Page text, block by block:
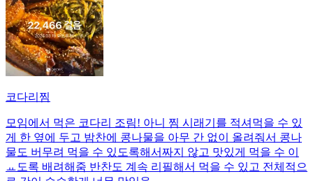
코다리찜
모임에서 먹은 코다리 조림! 아니 찜 시래기를 적셔먹을 수 있
게 한 옆에 두고 밤찬에 콩나물을 아무 간 없이 올려줘서 콩나
물도 버무려 먹을 수 있도록해서짜지 않고 맛있게 먹을 수 이
ㅛ도록 배려해줌 반찬도 계속 리필해서 먹을 수 있고 전체적으